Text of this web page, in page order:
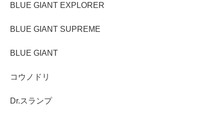
BLUE GIANT EXPLORER
BLUE GIANT SUPREME
BLUE GIANT
コウノドリ
Dr.スランプ